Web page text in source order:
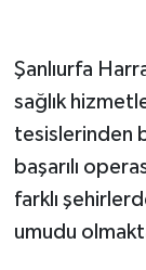
Şanlıurfa
sağlık
tesislerinden
başarılı
farklı
umudu